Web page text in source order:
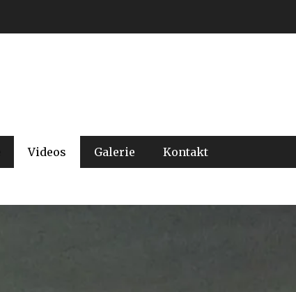
Videos Galerie Kontakt